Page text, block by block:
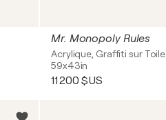
Mr. Monopoly Rules
Acrylique, Graffiti sur Toile
59x43in
11 200 $US